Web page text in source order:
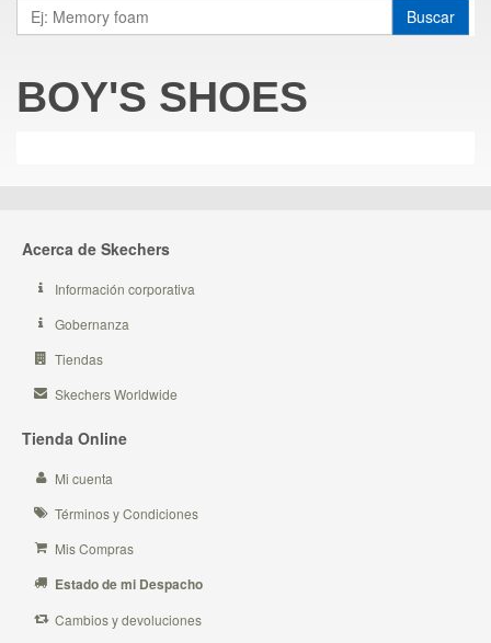
Buscar
BOY'S SHOES
Acerca de Skechers
Información corporativa
Gobernanza
Tiendas
Skechers Worldwide
Tienda Online
Mi cuenta
Términos y Condiciones
Mis Compras
Estado de mi Despacho
Cambios y devoluciones